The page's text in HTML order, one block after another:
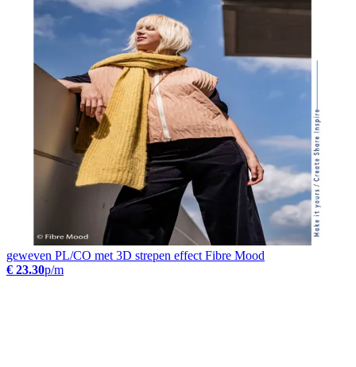
geweven PL/CO met 3D strepen effect Fibre Mood
€ 23.30p/m